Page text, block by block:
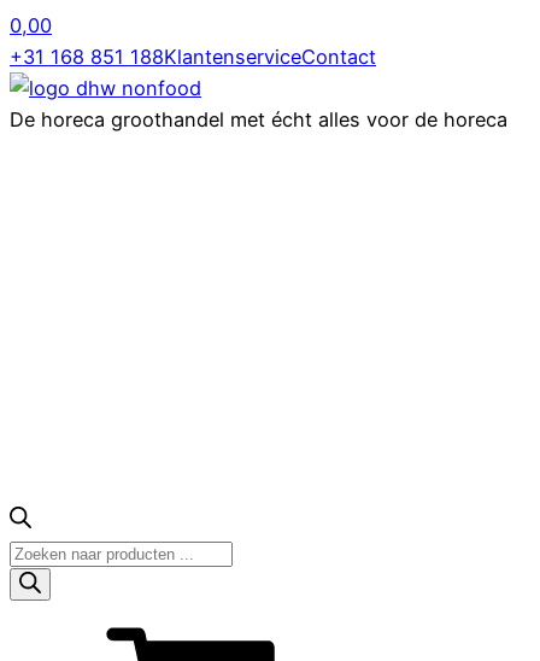
0,00
+31 168 851 188KlantenserviceContact
De horeca groothandel met écht alles voor de horeca
Producten
zoeken